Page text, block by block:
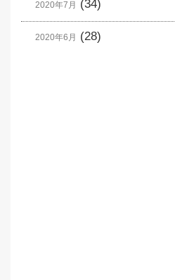
2020年7月 (34)
2020年6月 (28)